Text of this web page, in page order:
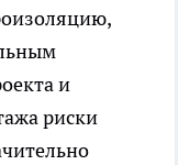
и
риски